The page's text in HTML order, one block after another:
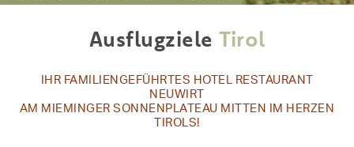
Ausflugziele Tirol
IHR FAMILIENGEFÜHRTES HOTEL RESTAURANT
NEUWIRT
AM MIEMINGER SONNENPLATEAU MITTEN IM HERZEN
TIROLS!